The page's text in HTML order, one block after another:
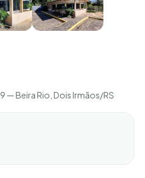
— Beira Rio, Dois Irmãos/RS